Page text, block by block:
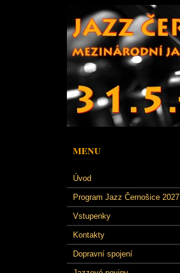
MENU
Úvod
Program Jazz Černošice 2027
Vstupenky
Kontakty
Dopravní spojení